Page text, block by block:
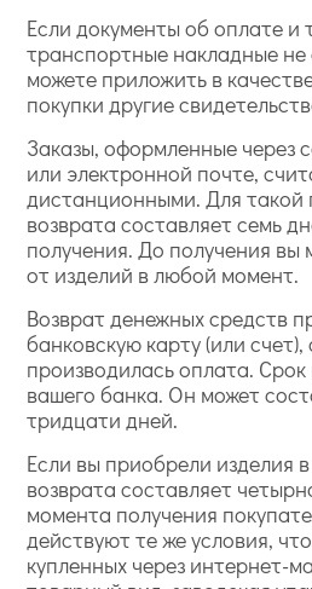
Если документы об оплате и
транспортные накладные не
можете приложить в
покупки другие
Заказы, оформленные через
или электронной почте,
дистанционными. Для такой
возврата составляет семь
получения. До получения вы
от изделий в любой момент.
Возврат денежных средств
банковскую карту (или счет),
производилась оплата. Срок
вашего банка. Он может
тридцати дней.
Если вы приобрели изделия
возврата составляет
момента получения
действуют те же условия,
купленных через интернет-